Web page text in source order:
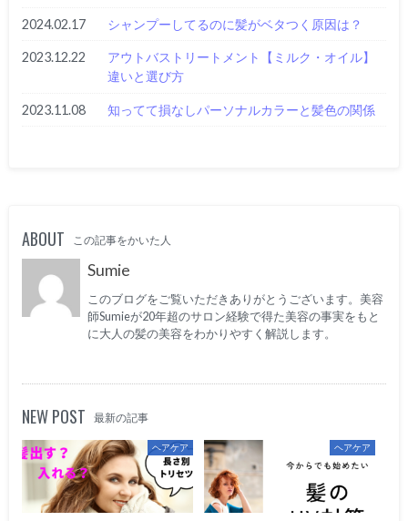
2024.02.17 シャンプーしてるのに髪がベタつく原因は？
2023.12.22
アウトバストリートメント【ミルク・オイル】
違いと選び方
2023.11.08 知ってて損なしパーソナルカラーと髪色の関係
ABOUT この記事をかいた人
Sumie
このブログをご覧いただきありがとうございます。美容
師Sumieが20年超のサロン経験で得た美容の事実をもと
に大人の髪の美容をわかりやすく解説します。
NEW POST 最新の記事
ヘアケア ヘアケア